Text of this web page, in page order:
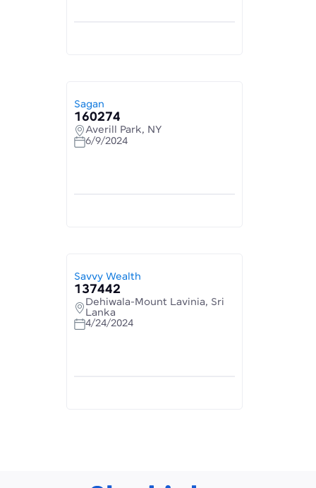
Sagan
160274
Averill Park, NY
6/9/2024
Savvy Wealth
137442
Dehiwala-Mount Lavinia, Sri
Lanka
4/24/2024